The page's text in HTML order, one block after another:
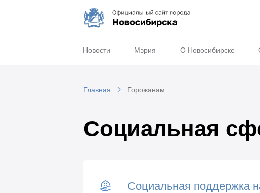
Новости Мэрия О Новосибирске
Главная Горожанам
Социальная
Социальная поддержка